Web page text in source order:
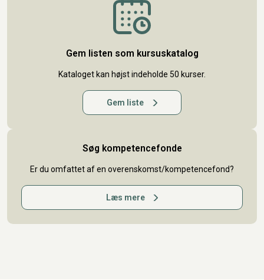
Gem listen som kursuskatalog
Kataloget kan højst indeholde 50 kurser.
Gem liste
Søg kompetencefonde
Er du omfattet af en overenskomst/kompetencefond?
Læs mere